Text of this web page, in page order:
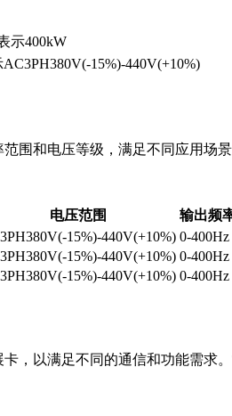
示400kW
15%)-440V(+10%)
围和电压等级，满足不同应用场
电压范围
输出频
15%)-440V(+10%) 0-400Hz
15%)-440V(+10%) 0-400Hz
15%)-440V(+10%) 0-400Hz
，以满足不同的通信和功能需求